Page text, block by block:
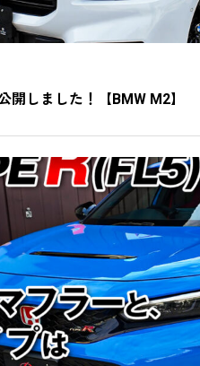
開しました！【BMW M2】